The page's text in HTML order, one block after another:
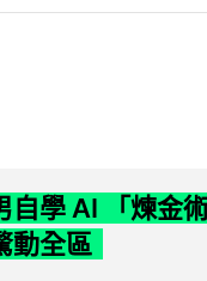
自學 AI 「煉金
動全區